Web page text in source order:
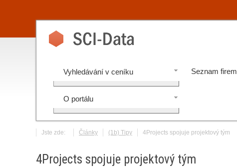
Vyhledávání v ceníku Seznam firem
O portálu
Jste zde: Články (1b) Tipy 4Projects spojuje projektový tým
4Projects spojuje projektový tým